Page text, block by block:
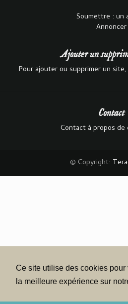
Ce site utilise des cookies pour
la meilleure expérience sur
Soumettre : un
Annoncer
Ajouter un
Pour ajouter ou supprimer un
Contact
Contact à propos
© Copyright: